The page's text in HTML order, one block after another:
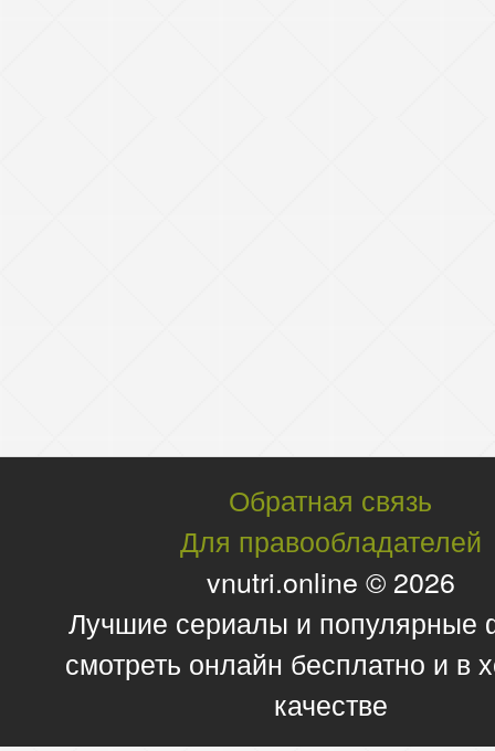
Обратная связь
Для правообладателей
vnutri.online © 2026
Лучшие сериалы и
смотреть онлайн бесплатно и в
качестве